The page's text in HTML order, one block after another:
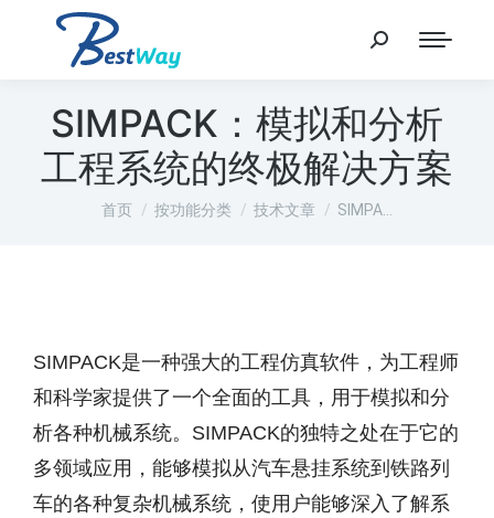
SIMPACK：模拟和分析
工程系统的终极解决方案
您在这里：
首页 按功能分类 技术文章 SIMPA…
SIMPACK是一种强大的工程仿真软件，为工程师
和科学家提供了一个全面的工具，用于模拟和分
析各种机械系统。SIMPACK的独特之处在于它的
多领域应用，能够模拟从汽车悬挂系统到铁路列
车的各种复杂机械系统，使用户能够深入了解系